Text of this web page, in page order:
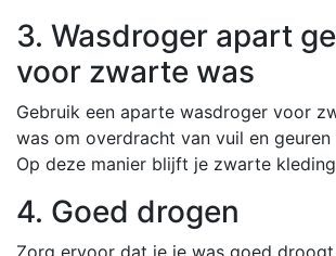
3. Wasdroger apart
voor zwarte was
Gebruik een aparte wasdroger voor
was om overdracht van vuil en
Op deze manier blijft je zwarte
4. Goed drogen
Zorg ervoor dat je je was goed